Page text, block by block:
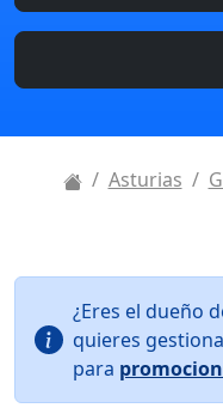
Asturias
¿Eres el dueño
quieres
para